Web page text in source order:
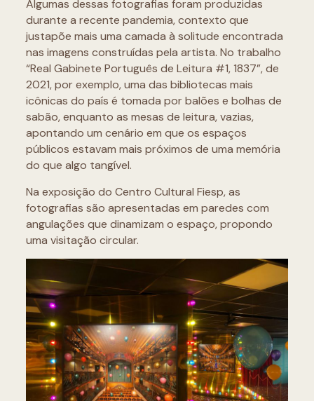
Algumas dessas fotografias foram produzidas
durante a recente pandemia, contexto que
justapõe mais uma camada à solitude encontrada
nas imagens construídas pela artista. No trabalho
“Real Gabinete Português de Leitura #1, 1837”, de
2021, por exemplo, uma das bibliotecas mais
icônicas do país é tomada por balões e bolhas de
sabão, enquanto as mesas de leitura, vazias,
apontando um cenário em que os espaços
públicos estavam mais próximos de uma memória
do que algo tangível.
Na exposição do Centro Cultural Fiesp, as
fotografias são apresentadas em paredes com
angulações que dinamizam o espaço, propondo
uma visitação circular.